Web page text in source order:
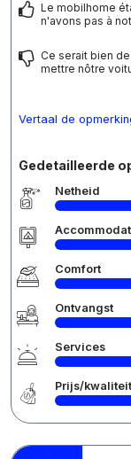
Le mobilhome
n'avons pas à
Ce serait bien
mettre nôtre
Vertaal de
Gedetailleerde
Netheid
Comfort
Ontvangst
Services
Prijs/